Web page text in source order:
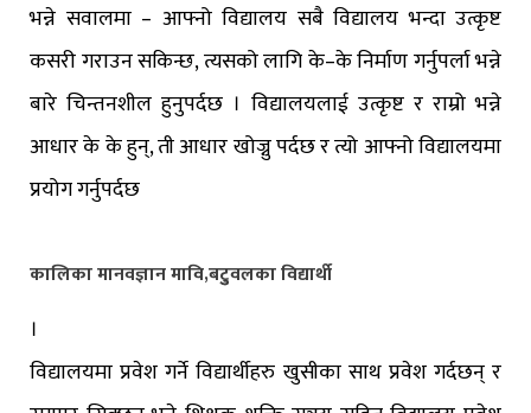
भन्ने सवालमा – आफ्नो विद्यालय सबै विद्यालय भन्दा उत्कृष्ट
कसरी गराउन सकिन्छ, त्यसको लागि के–के निर्माण गर्नुपर्ला भन्ने
बारे चिन्तनशील हुनुपर्दछ । विद्यालयलाई उत्कृष्ट र राम्रो भन्ने
आधार के के हुन्, ती आधार खोज्नु पर्दछ र त्यो आफ्नो विद्यालयमा
प्रयोग गर्नुपर्दछ
कालिका मानवज्ञान मावि,बटुुवलका विद्यार्थी
।
विद्यालयमा प्रवेश गर्ने विद्यार्थीहरु खुसीका साथ प्रवेश गर्दछन् र